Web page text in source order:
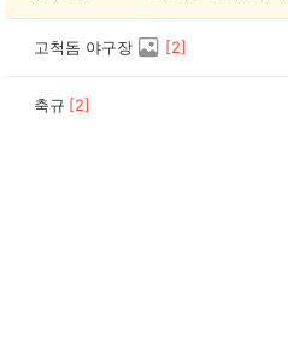
고척돔 야구장 [2]
축규 [2]